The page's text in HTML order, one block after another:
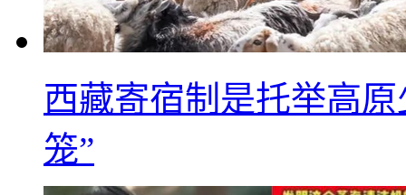
西藏寄宿制是托举高
笼”